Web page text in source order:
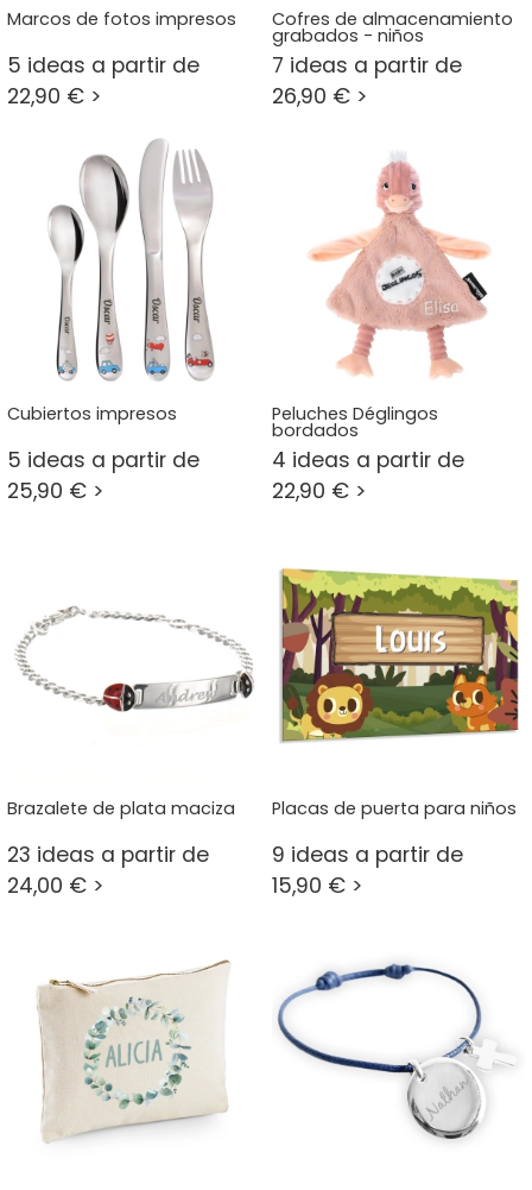
Marcos de fotos impresos
5 ideas a partir de
22,90 € >
Cofres de almacenamiento
grabados - niños
7 ideas a partir de
26,90 € >
Cubiertos impresos
5 ideas a partir de
25,90 € >
Peluches Déglingos
bordados
4 ideas a partir de
22,90 € >
Brazalete de plata maciza
23 ideas a partir de
24,00 € >
Placas de puerta para niños
9 ideas a partir de
15,90 € >